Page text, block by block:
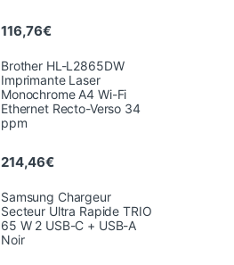
116,76€
Brother HL-L2865DW
Imprimante Laser
Monochrome A4 Wi-Fi
Ethernet Recto-Verso 34
ppm
214,46€
Samsung Chargeur
Secteur Ultra Rapide TRIO
65 W 2 USB-C + USB-A
Noir